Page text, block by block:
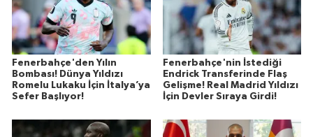
Fenerbahçe'den Yılın
Bombası! Dünya Yıldızı
Romelu Lukaku İçin İtalya’ya
Sefer Başlıyor!
Fenerbahçe'nin İstediği
Endrick Transferinde Flaş
Gelişme! Real Madrid Yıldızı
İçin Devler Sıraya Girdi!